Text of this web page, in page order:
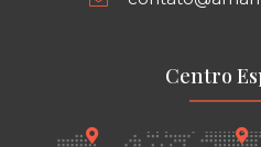
Centro